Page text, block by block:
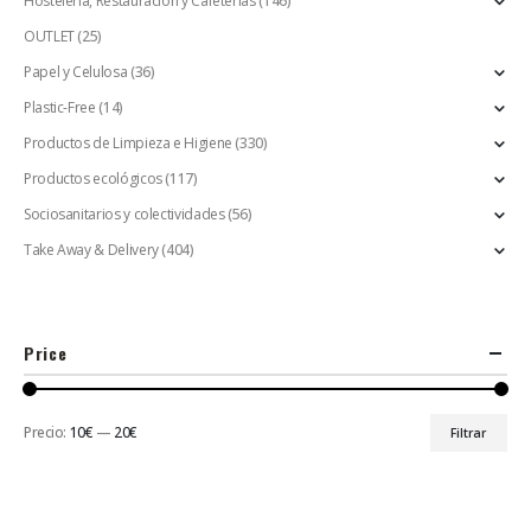
OUTLET(25)
Papel y Celulosa (36)
Plastic-Free (14)
Productos de Limpieza e Higiene (330)
Productos ecológicos(117)
Sociosanitarios y colectividades (56)
Take Away & Delivery(404)
Price
Filtrar
Precio: 10€ — 20€